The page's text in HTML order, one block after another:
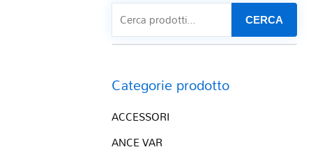
CERCA
Categorie prodotto
ACCESSORI
ANCE VAR